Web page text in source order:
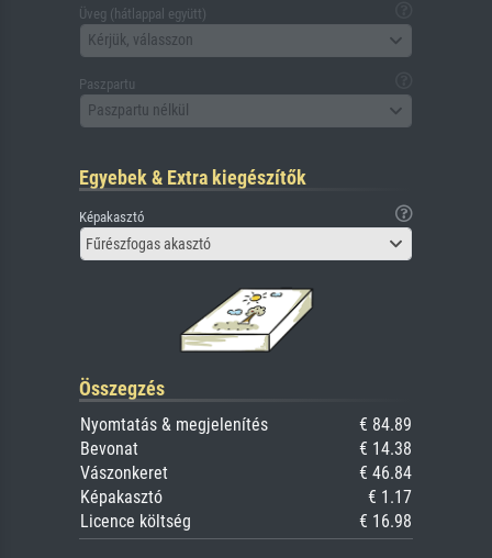
Üveg (hátlappal együtt)
Kérjük, válasszon
Paszpartu
Paszpartu nélkül
Egyebek & Extra kiegészítők
Képakasztó
Fűrészfogas akasztó
Összegzés
Nyomtatás & megjelenítés
€ 84.89
Bevonat
€ 14.38
Vászonkeret
€ 46.84
Képakasztó
€ 1.17
Licence költség
€ 16.98